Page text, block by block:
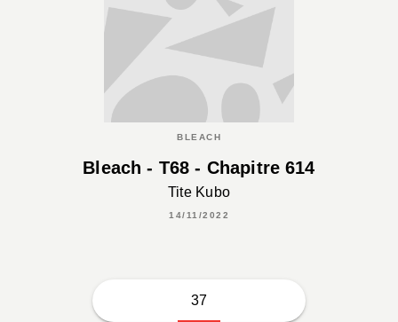
BLEACH
Bleach - T68 - Chapitre 614
Tite Kubo
14/11/2022
37